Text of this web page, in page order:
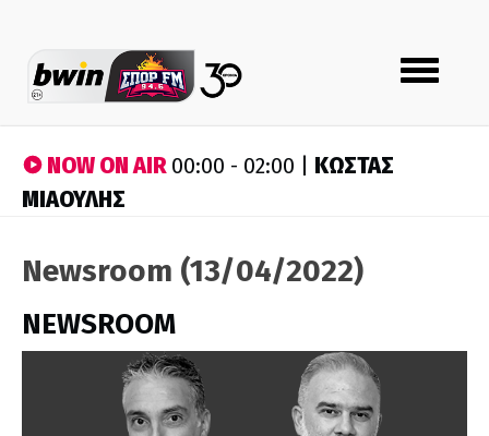
Toggle
navigation
NOW ON AIR00:00 - 02:00 | ΚΩΣΤΑΣ
ΜΙΑΟΥΛΗΣ
Newsroom (13/04/2022)
NEWSROOM